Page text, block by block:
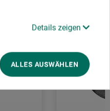
Details zeigen
ALLES AUSWÄHLEN